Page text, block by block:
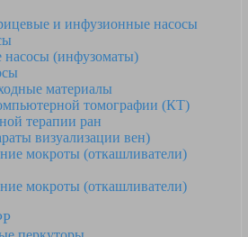
и инфузионные насосы
насосы (инфузоматы)
материалы
томографии (КТ)
терапии ран
визуализации вен)
мокроты (откашливатели)
мокроты (откашливатели)